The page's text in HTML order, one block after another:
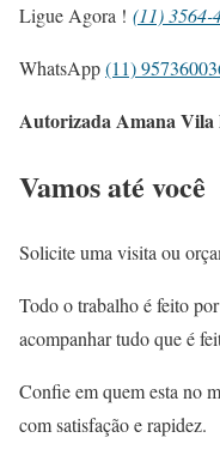
Ligue Agora ! (11) 3564-
WhatsApp(11)
Autorizada Amana Vila
Vamos até você
Solicite uma visita ou
Todo o trabalho é feito
acompanhar tudo que é
Confie em quem esta no
com satisfação e rapidez.